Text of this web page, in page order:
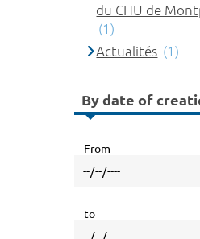
du CHU de
(1)
Actualités (1)
By date of
From
to